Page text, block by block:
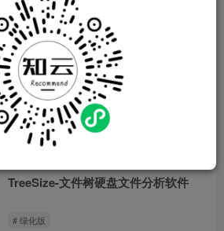
# office # Microsoft 365
3年前
MD5修改工具
# 单文件版 # MD5
3年前
TreeSize-文件树硬盘文件分析软件
# 绿化版